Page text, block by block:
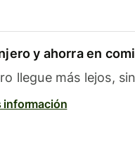
y ahorra en
llegue más lejos,
información